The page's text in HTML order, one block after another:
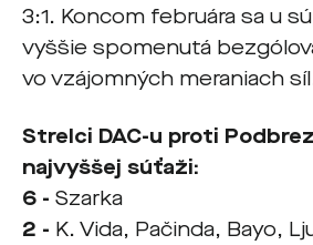
3:1. Koncom februára sa u
vyššie spomenutá
vo vzájomných meraniach
Strelci DAC-u proti
najvyššej súťaži:
6 - Szarka
2 - K. Vida, Pačinda, Bayo,